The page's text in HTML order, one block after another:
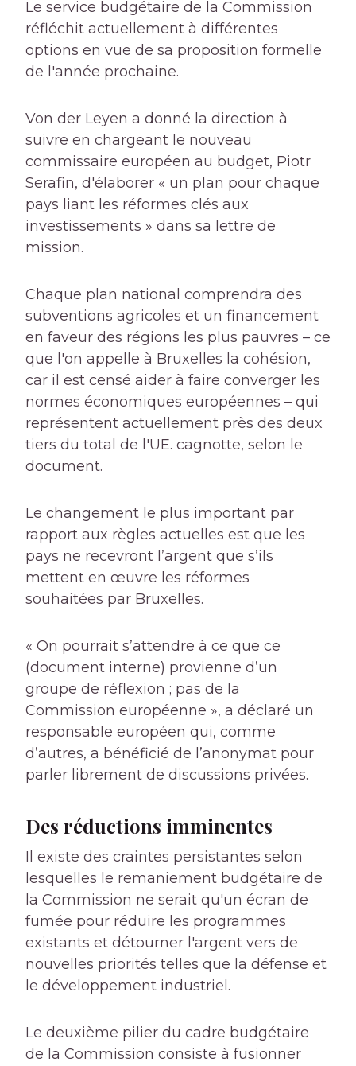
Le service budgétaire de la Commission
réfléchit actuellement à différentes
options en vue de sa proposition formelle
de l'année prochaine.
Von der Leyen a donné la direction à
suivre en chargeant le nouveau
commissaire européen au budget, Piotr
Serafin, d'élaborer « un plan pour chaque
pays liant les réformes clés aux
investissements » dans sa lettre de
mission.
Chaque plan national comprendra des
subventions agricoles et un financement
en faveur des régions les plus pauvres – ce
que l'on appelle à Bruxelles la cohésion,
car il est censé aider à faire converger les
normes économiques européennes – qui
représentent actuellement près des deux
tiers du total de l'UE. cagnotte, selon le
document.
Le changement le plus important par
rapport aux règles actuelles est que les
pays ne recevront l’argent que s’ils
mettent en œuvre les réformes
souhaitées par Bruxelles.
« On pourrait s’attendre à ce que ce
(document interne) provienne d’un
groupe de réflexion ; pas de la
Commission européenne », a déclaré un
responsable européen qui, comme
d’autres, a bénéficié de l’anonymat pour
parler librement de discussions privées.
Des réductions imminentes
Il existe des craintes persistantes selon
lesquelles le remaniement budgétaire de
la Commission ne serait qu'un écran de
fumée pour réduire les programmes
existants et détourner l'argent vers de
nouvelles priorités telles que la défense et
le développement industriel.
Le deuxième pilier du cadre budgétaire
de la Commission consiste à fusionner